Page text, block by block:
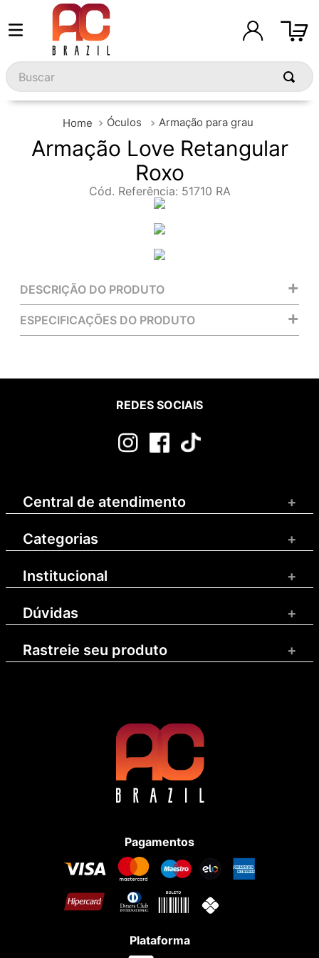
Buscar
Óculos Armação para grau
Armação Love Retangular
Roxo
Cód. Referência: 51710 RA
DESCRIÇÃO DO PRODUTO +
ESPECIFICAÇÕES DO PRODUTO +
REDES SOCIAIS
Central de atendimento +
Categorias +
Institucional +
Dúvidas +
Rastreie seu produto +
Pagamentos
Plataforma